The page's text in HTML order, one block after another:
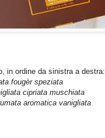
in ordine da sinistra a destra:
fougèr speziata
cipriata muschiata
aromatica vanigliata